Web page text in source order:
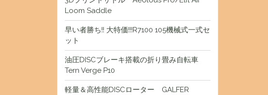
Loom Saddle
早い者勝ち!! 大特価!!!R7100 105機械式一式セ
ット
油圧DISCブレーキ搭載の折り畳み自転車
Tern Verge P10
軽量＆高性能DISCローター GALFER